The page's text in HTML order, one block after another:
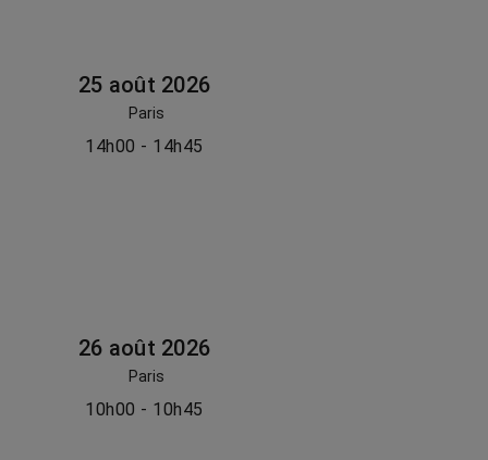
25 août 2026
Paris
14h00 - 14h45
26 août 2026
Paris
10h00 - 10h45